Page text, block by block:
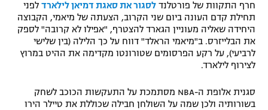
תקנון עבור פעילות אלקטרה
תקנון עבור פעילות ספורט 1 – "מרלן"
גיימינג E-Sports
פוטבול אמריקאי NFL
בייסבול MLB
ספורט אתגרי ואקסטרים
אומנויות לחימה
חרף התקוות של פורטלנד לסגור את סאגת דמיאן לילארד לפני
תחילת קדם העונה ביום שני הקרוב, הצעתה של מיאמי, הקבוצה
היחידה שאליה מעוניין הגארד להצטרף, "אפילו לא קרובה" לספק
את הבלייזרס. ב"מיאמי הראלד" דווח על כך הלילה (בין שלישי
לרביעי), על רקע הפרסומים שטורונטו מקדימה את ההיט במרוץ
לצירוף לילארד.
סגנית אלופת ה-NBA מסתמכת על התעקשות הכוכב לשחק
בשורותיה ולכן שמה על השולחן חבילה שכוללת את טיילר הירו